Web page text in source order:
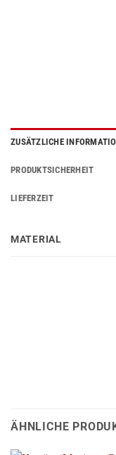
ZUSÄTZLICHE
PRODUKTSICHERHEIT
LIEFERZEIT
MATERIAL
ÄHNLICHE